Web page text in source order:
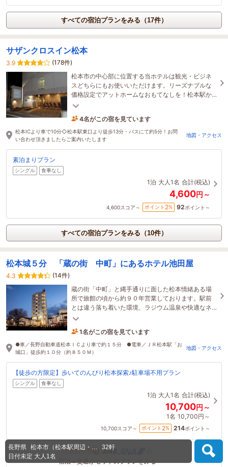
長野県 松本市（松本駅周辺・…
32軒
日付未定 大人1名
すべての宿泊プランをみる（17件）
サザンクロスイン松本
3.9
(178件)
松本市の中心部に位置する当ホテルは観光・ビジネ
スどちらにもお使いいただけます。リーズナブルな
価格設定でアットホームなおもてなしを！松本駅か
ら徒歩13分、松本城まで徒歩3分と好立地です。
4名がこの宿を見ています
11分前に予約されました
松本ICより車で10分◇松本駅東口より徒歩13分・バスにて約5分！お問
い合わせ頂きましたらご案内いたします
地図・アクセス
素泊まりプラン
シングル 食事なし
1泊 大人1名 合計(税込)
4,600円～
4,600スコア～ ポイント 2% 92ポイント～
すべての宿泊プランをみる（10件）
松本城５分 「蔵の街 中町」にあるホテル池田屋
4.3
(14件)
蔵の街「中町」と縄手通りに面した松本情緒ある場
所で旅館の頃から約９０年営業しております。駅前
とは違う落ち着いた環境、ラジウム温泉や快適なネ
ット設備等、心温まる空間のご提供を心がけていま
1名がこの宿を見ています
1時間前に予約されました
●車／長野自動車道松本ＩＣより車で約１５分 ●電車／ＪＲ松本駅「お
城口」徒歩約１０分（約８５０Ｍ）
地図・アクセス
【徒歩の方限定】歩いてのんびり松本探索♪駐車場不用プラン
シングル 食事なし
1泊 大人1名 合計(税込)
10,700円～
1名 10,700円～
10,700スコア～ ポイント 2% 214ポイント～
往復航空券